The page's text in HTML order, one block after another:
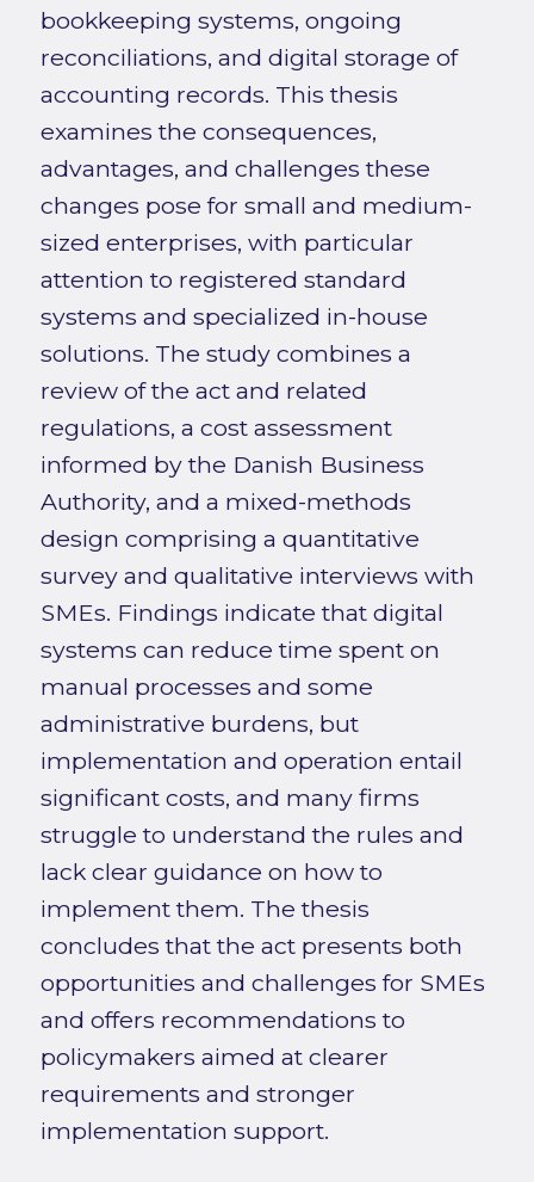
bookkeeping systems, ongoing
reconciliations, and digital storage of
accounting records. This thesis
examines the consequences,
advantages, and challenges these
changes pose for small and medium-
sized enterprises, with particular
attention to registered standard
systems and specialized in-house
solutions. The study combines a
review of the act and related
regulations, a cost assessment
informed by the Danish Business
Authority, and a mixed-methods
design comprising a quantitative
survey and qualitative interviews with
SMEs. Findings indicate that digital
systems can reduce time spent on
manual processes and some
administrative burdens, but
implementation and operation entail
significant costs, and many firms
struggle to understand the rules and
lack clear guidance on how to
implement them. The thesis
concludes that the act presents both
opportunities and challenges for SMEs
and offers recommendations to
policymakers aimed at clearer
requirements and stronger
implementation support.